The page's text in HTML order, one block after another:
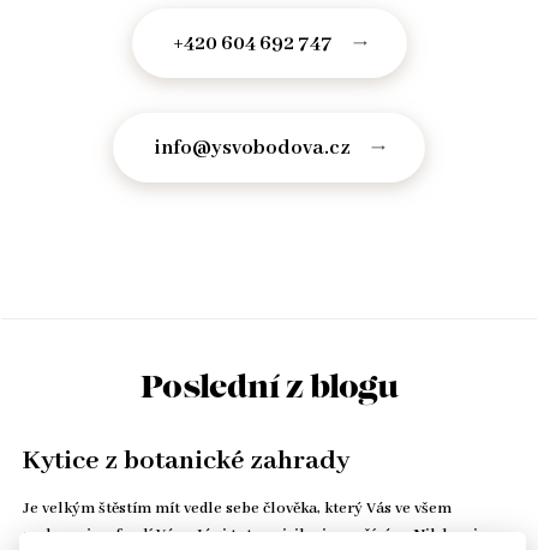
+420 604 692 747
info@ysvobodova.cz
Poslední z blogu
Kytice z botanické zahrady
Je velkým štěstím mít vedle sebe člověka, který Vás ve všem
podporuje a fandí Vám. Já si toto privilegium užívám. Nikdy mi na